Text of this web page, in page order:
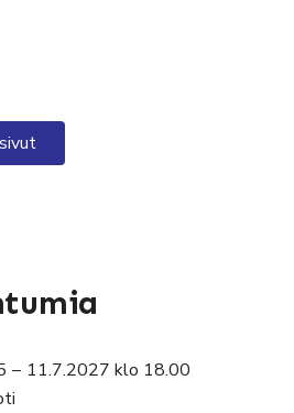
– 11.7.2027 klo 18.00